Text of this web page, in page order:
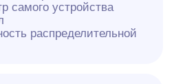
самого устройства
распределительной